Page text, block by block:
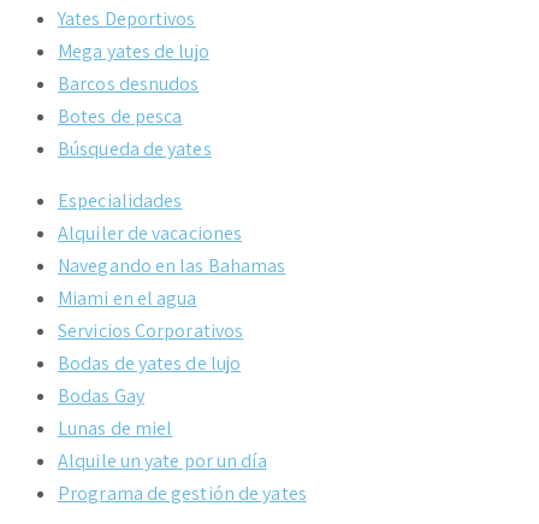
Yates Deportivos
Mega yates de lujo
Barcos desnudos
Botes de pesca
Búsqueda de yates
Especialidades
Alquiler de vacaciones
Navegando en las Bahamas
Miami en el agua
Servicios Corporativos
Bodas de yates de lujo
Bodas Gay
Lunas de miel
Alquile un yate por un día
Programa de gestión de yates